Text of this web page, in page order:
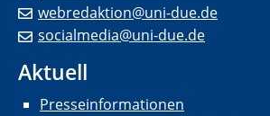
webredaktion@uni-due.de
socialmedia@uni-due.de
Aktuell
Presseinformationen